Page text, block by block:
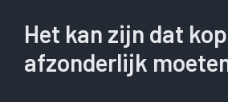
Het kan zijn dat
afzonderlijk